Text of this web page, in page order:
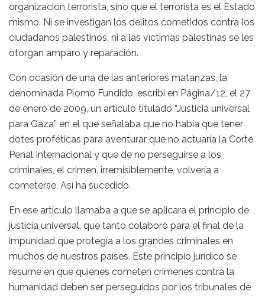
organización terrorista, sino que el terrorista es el Estado
mismo. Ni se investigan los delitos cometidos contra los
ciudadanos palestinos, ni a las víctimas palestinas se les
otorgan amparo y reparación.
Con ocasión de una de las anteriores matanzas, la
denominada Plomo Fundido, escribí en Página/12, el 27
de enero de 2009, un artículo titulado “Justicia universal
para Gaza” en el que señalaba que no había que tener
dotes proféticas para aventurar que no actuaría la Corte
Penal Internacional y que de no perseguirse a los
criminales, el crimen, irremisiblemente, volvería a
cometerse. Así ha sucedido.
En ese artículo llamaba a que se aplicara el principio de
justicia universal, que tanto colaboró para el final de la
impunidad que protegía a los grandes criminales en
muchos de nuestros países. Este principio jurídico se
resume en que quienes cometen crímenes contra la
humanidad deben ser perseguidos por los tribunales de